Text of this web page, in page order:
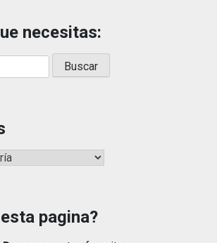
necesitas:
pagina?